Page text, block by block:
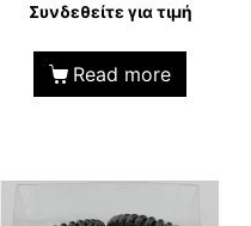
Συνδεθείτε για τιμή
Read more